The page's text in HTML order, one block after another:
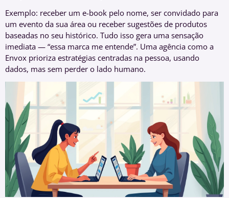
Exemplo: receber um e-book pelo nome, ser convidado para
um evento da sua área ou receber sugestões de produtos
baseadas no seu histórico. Tudo isso gera uma sensação
imediata — “essa marca me entende”. Uma agência como a
Envox prioriza estratégias centradas na pessoa, usando
dados, mas sem perder o lado humano.